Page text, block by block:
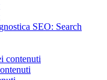
SEO: Search
contenuti